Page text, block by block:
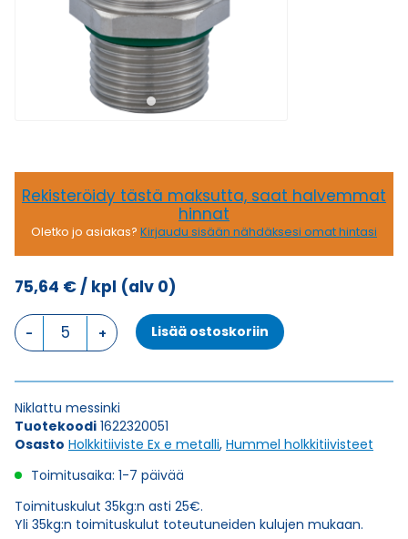
Rekisteröidy tästä maksutta, saat halvemmat
hinnat
Oletko jo asiakas? Kirjaudu sisään nähdäksesi omat hintasi
75,64 €/ kpl (alv 0)
HSK-
M-
d
32
x
1,5
HOLKKITIIVISTE
Lisää ostoskoriin
Niklattu messinki
Tuotekoodi 1622320051
Osasto Holkkitiiviste Ex e metalli, Hummel holkkitiivisteet
Toimitusaika: 1-7 päivää
Toimituskulut 35kg:n asti 25€.
Yli 35kg:n toimituskulut toteutuneiden kulujen mukaan.